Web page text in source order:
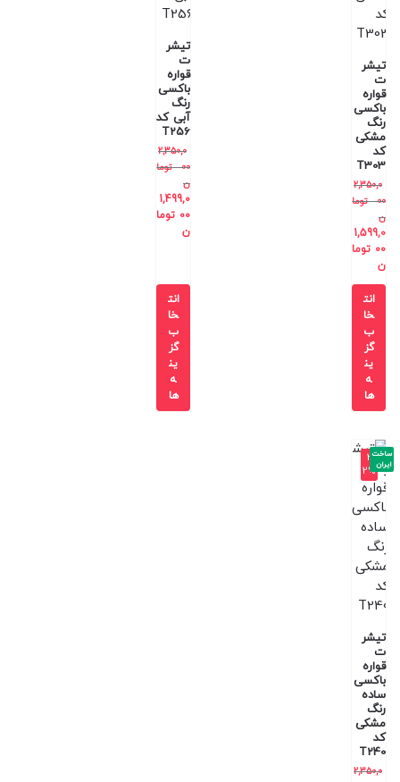
تیشر
ت
قواره
باکسی
رنگ
مشکی
کد
T303
2,350,0
00
توما
ن
1,599,0
00 توما
ن
انت
خا
ب
گز
ین
ه
ها
تیشر
ت
قواره
باکسی
رنگ
آبی کد
T256
2,350,0
00
توما
ن
1,499,0
00 توما
ن
انت
خا
ب
گز
ین
ه
ها
-3
2%
تیشر
ت
قواره
باکسی
ساده
رنگ
مشکی
کد
T240
2,350,0
ساخت
ایران